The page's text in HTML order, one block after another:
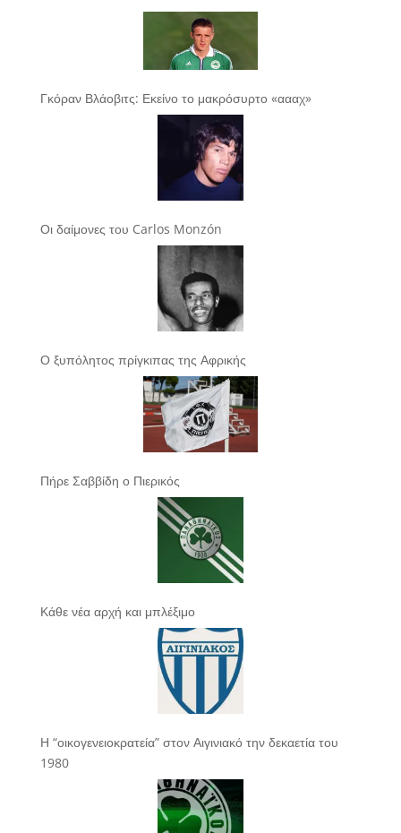
Γκόραν Βλάοβιτς: Εκείνο το μακρόσυρτο «αααχ»
Οι δαίμονες του Carlos Monzón
Ο ξυπόλητος πρίγκιπας της Αφρικής
Πήρε Σαββίδη ο Πιερικός
Κάθε νέα αρχή και μπλέξιμο
Η “οικογενειοκρατεία” στον Αιγινιακό την δεκαετία του
1980